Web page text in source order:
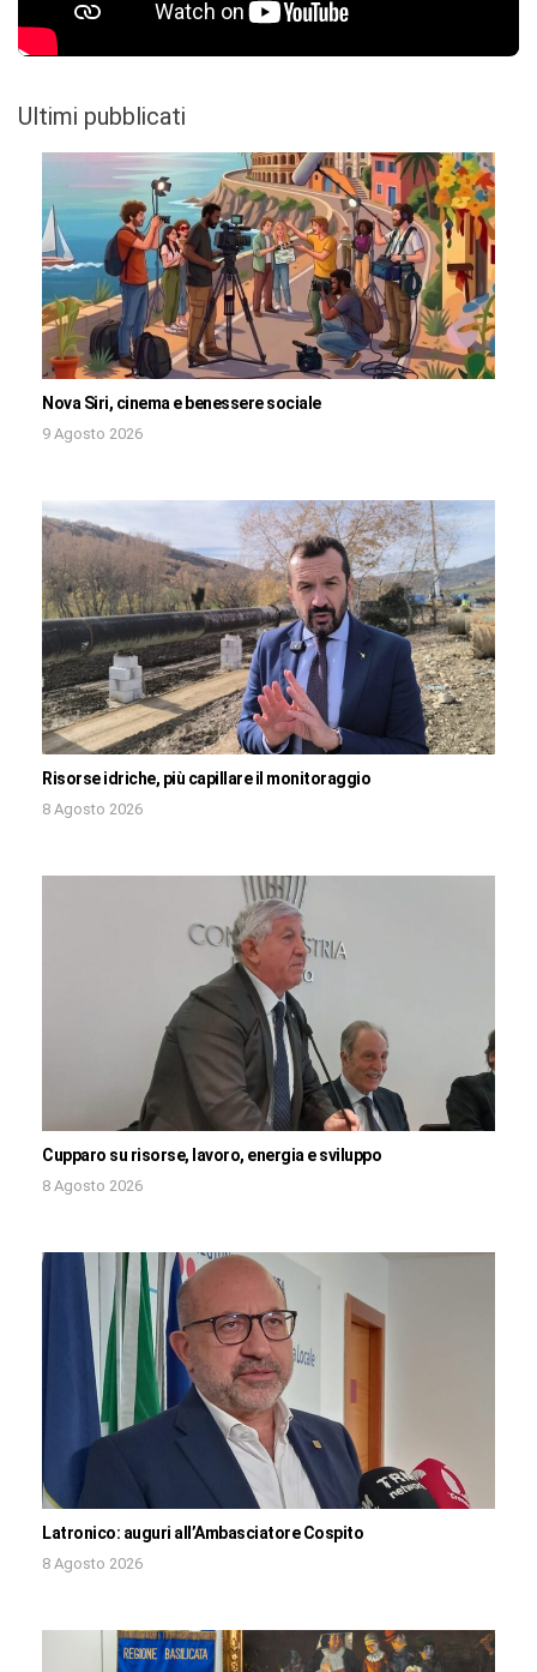
Ultimi pubblicati
Nova Siri, cinema e benessere sociale
9 Agosto 2026
Risorse idriche, più capillare il monitoraggio
8 Agosto 2026
Cupparo su risorse, lavoro, energia e sviluppo
8 Agosto 2026
Latronico: auguri all’Ambasciatore Cospito
8 Agosto 2026